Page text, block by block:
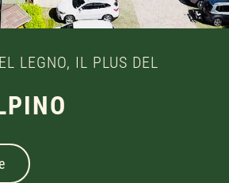
LEGNO, IL PLUS DEL